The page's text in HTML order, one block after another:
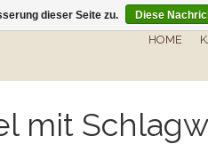
HOME
mit
dieser Seite zu. Diese